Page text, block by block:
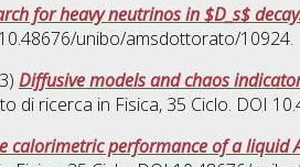
for heavy neutrinos in $D_s$
unibo/amsdottorato/10924.
Diffusive models and chaos
di ricerca in Fisica, 35 Ciclo. DOI
calorimetric performance of a liquid